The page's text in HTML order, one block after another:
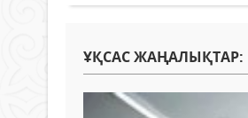
ҰҚСАС ЖАҢАЛЫҚТАР: